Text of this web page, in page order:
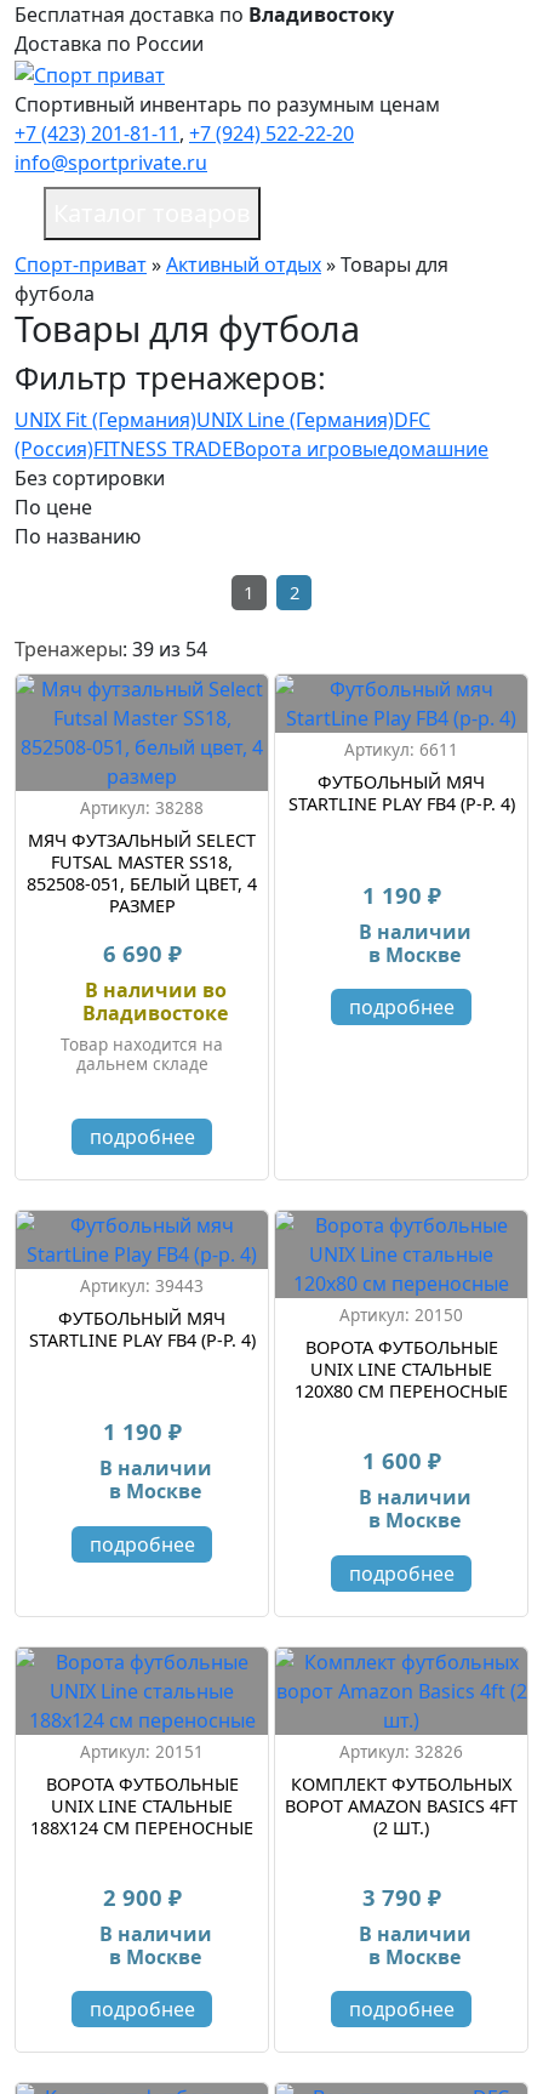
Бесплатная доставка по Владивостоку
Доставка по России
Спортивный инвентарь по разумным ценам
+7 (423) 201-81-11, +7 (924) 522-22-20
info@sportprivate.ru
Спорт-приват»Активный отдых»Товары для
футбола
Товары для футбола
Фильтр тренажеров:
UNIX Fit (Германия)UNIX Line (Германия)DFC
(Россия)FITNESS TRADEВорота игровыедомашние
Без сортировки
По цене
По названию
1 2
Тренажеры: 39 из 54
Артикул: 38288
МЯЧ ФУТЗАЛЬНЫЙ SELECT
FUTSAL MASTER SS18,
852508-051, БЕЛЫЙ ЦВЕТ, 4
РАЗМЕР
6 690 ₽
В наличии во
Владивостоке
Товар находится на
дальнем складе
подробнее
Артикул: 6611
ФУТБОЛЬНЫЙ МЯЧ
STARTLINE PLAY FB4 (Р-Р. 4)
1 190 ₽
В наличии
в Москве
подробнее
Артикул: 39443
ФУТБОЛЬНЫЙ МЯЧ
STARTLINE PLAY FB4 (Р-Р. 4)
1 190 ₽
В наличии
в Москве
подробнее
Артикул: 20150
ВОРОТА ФУТБОЛЬНЫЕ
UNIX LINE СТАЛЬНЫЕ
120X80 СМ ПЕРЕНОСНЫЕ
1 600 ₽
В наличии
в Москве
подробнее
Артикул: 20151
ВОРОТА ФУТБОЛЬНЫЕ
UNIX LINE СТАЛЬНЫЕ
188X124 СМ ПЕРЕНОСНЫЕ
2 900 ₽
В наличии
в Москве
подробнее
Артикул: 32826
КОМПЛЕКТ ФУТБОЛЬНЫХ
ВОРОТ AMAZON BASICS 4FT
(2 ШТ.)
3 790 ₽
В наличии
в Москве
подробнее